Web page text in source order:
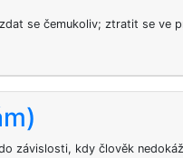
se čemukoliv; ztratit se ve
závislosti, kdy člověk